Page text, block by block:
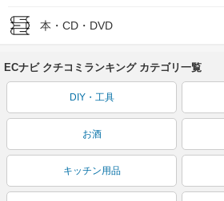
本・CD・DVD
ECナビ クチコミランキング カテゴリ一覧
DIY・工具
お酒
キッチン用品